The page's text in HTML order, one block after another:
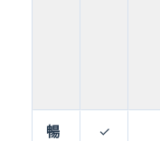
暢
✓